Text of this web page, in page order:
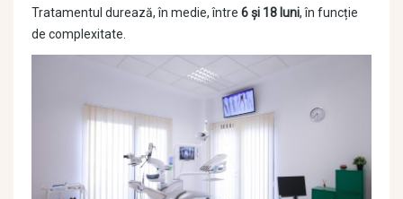
Tratamentul durează, în medie, între 6 și 18 luni, în funcție
de complexitate.